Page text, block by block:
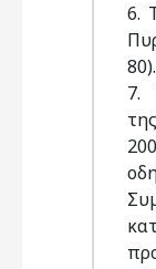
6.
80).
7.